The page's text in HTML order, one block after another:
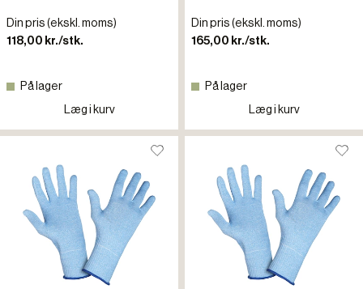
Din pris (ekskl. moms)
118,00 kr./stk.
På lager
Læg i kurv
Din pris (ekskl. moms)
165,00 kr./stk.
På lager
Læg i kurv